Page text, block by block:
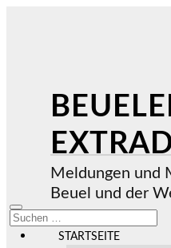
Meldungen und
Beuel und der
Mobile-
Menü
ein-/ausblenden
Suchen
nach:
STARTSEITE